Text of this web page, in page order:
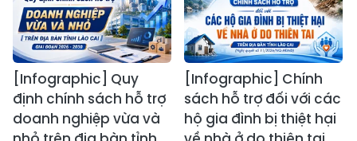
[Infographic] Quy
định chính sách hỗ trợ
doanh nghiệp vừa và
[Infographic] Chính
sách hỗ trợ đối với các
hộ gia đình bị thiệt hại